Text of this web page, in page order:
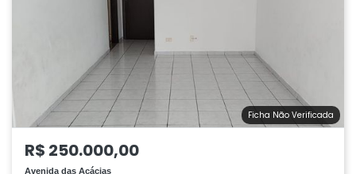
Ficha Não Verificada
R$ 250.000,00
Avenida das Acácias